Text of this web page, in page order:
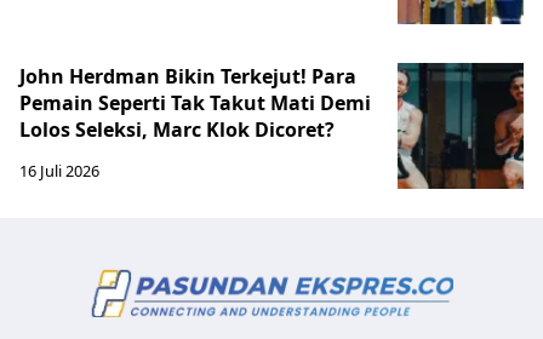
John Herdman Bikin Terkejut! Para
Pemain Seperti Tak Takut Mati Demi
Lolos Seleksi, Marc Klok Dicoret?
16 Juli 2026